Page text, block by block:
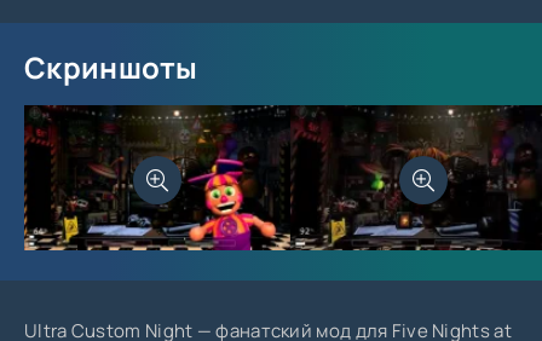
Скриншоты
Ultra Custom Night — фанатский мод для Five Nights at